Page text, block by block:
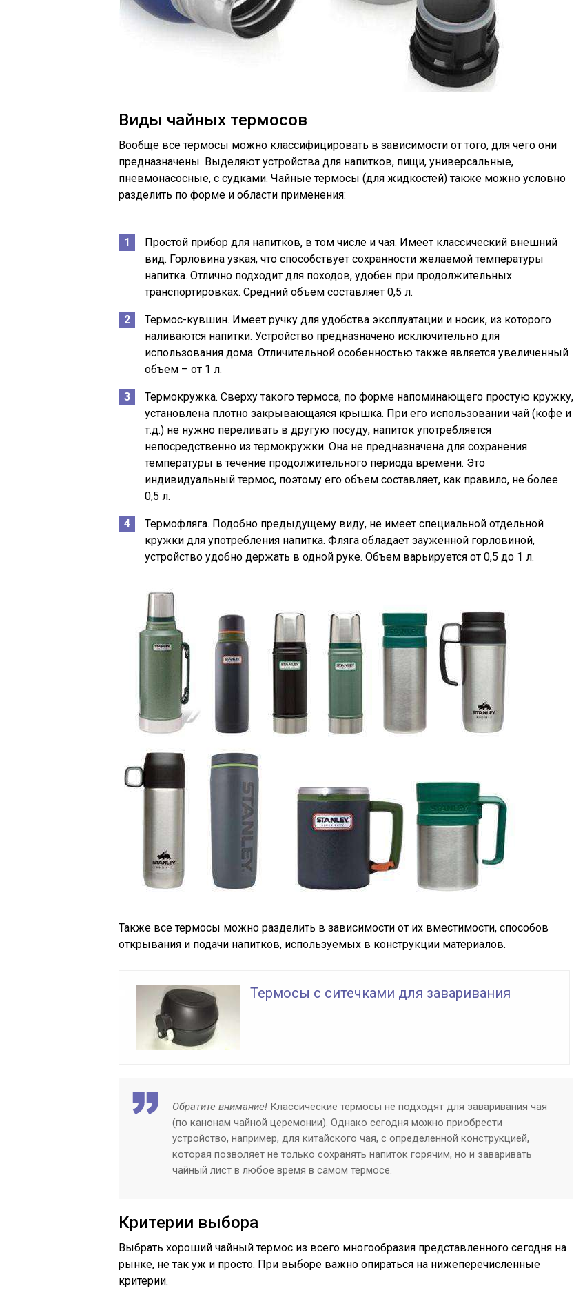
Виды чайных термосов
Вообще все термосы можно классифицировать в зависимости от того, для чего они
предназначены. Выделяют устройства для напитков, пищи, универсальные,
пневмонасосные, с судками. Чайные термосы (для жидкостей) также можно условно
разделить по форме и области применения:
Простой прибор для напитков, в том числе и чая. Имеет классический внешний
вид. Горловина узкая, что способствует сохранности желаемой температуры
напитка. Отлично подходит для походов, удобен при продолжительных
транспортировках. Средний объем составляет 0,5 л.
Термос-кувшин. Имеет ручку для удобства эксплуатации и носик, из которого
наливаются напитки. Устройство предназначено исключительно для
использования дома. Отличительной особенностью также является увеличенный
объем – от 1 л.
Термокружка. Сверху такого термоса, по форме напоминающего простую кружку,
установлена плотно закрывающаяся крышка. При его использовании чай (кофе и
т.д.) не нужно переливать в другую посуду, напиток употребляется
непосредственно из термокружки. Она не предназначена для сохранения
температуры в течение продолжительного периода времени. Это
индивидуальный термос, поэтому его объем составляет, как правило, не более
0,5 л.
Термофляга. Подобно предыдущему виду, не имеет специальной отдельной
кружки для употребления напитка. Фляга обладает зауженной горловиной,
устройство удобно держать в одной руке. Объем варьируется от 0,5 до 1 л.
Также все термосы можно разделить в зависимости от их вместимости, способов
открывания и подачи напитков, используемых в конструкции материалов.
Термосы с ситечками для заваривания
Обратите внимание! Классические термосы не подходят для заваривания чая
(по канонам чайной церемонии). Однако сегодня можно приобрести
устройство, например, для китайского чая, с определенной конструкцией,
которая позволяет не только сохранять напиток горячим, но и заваривать
чайный лист в любое время в самом термосе.
Критерии выбора
Выбрать хороший чайный термос из всего многообразия представленного сегодня на
рынке, не так уж и просто. При выборе важно опираться на нижеперечисленные
критерии.